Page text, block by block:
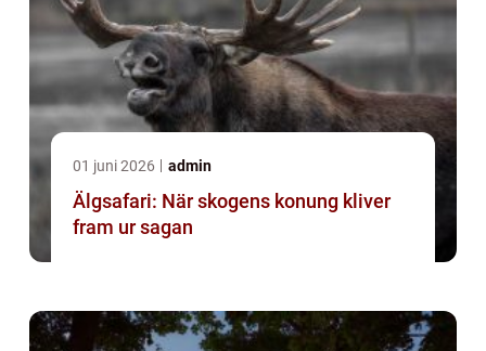
01 juni 2026 admin
Älgsafari: När skogens konung kliver
fram ur sagan